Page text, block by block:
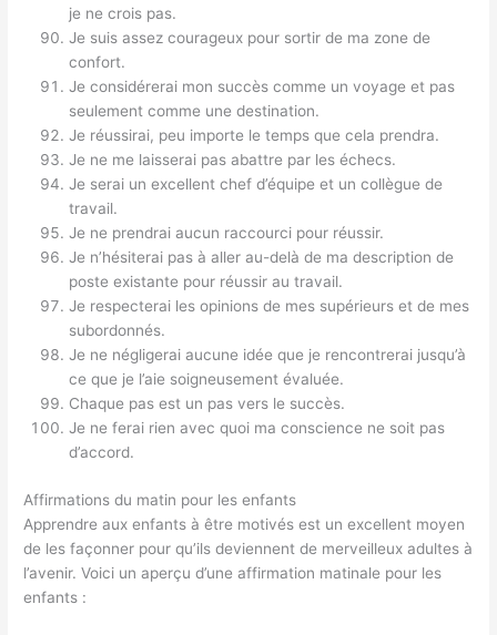
je ne crois pas.
Je suis assez courageux pour sortir de ma zone de
confort.
Je considérerai mon succès comme un voyage et pas
seulement comme une destination.
Je réussirai, peu importe le temps que cela prendra.
Je ne me laisserai pas abattre par les échecs.
Je serai un excellent chef d’équipe et un collègue de
travail.
Je ne prendrai aucun raccourci pour réussir.
Je n’hésiterai pas à aller au-delà de ma description de
poste existante pour réussir au travail.
Je respecterai les opinions de mes supérieurs et de mes
subordonnés.
Je ne négligerai aucune idée que je rencontrerai jusqu’à
ce que je l’aie soigneusement évaluée.
Chaque pas est un pas vers le succès.
Je ne ferai rien avec quoi ma conscience ne soit pas
d’accord.
Affirmations du matin pour les enfants
Apprendre aux enfants à être motivés est un excellent moyen
de les façonner pour qu’ils deviennent de merveilleux adultes à
l’avenir. Voici un aperçu d’une affirmation matinale pour les
enfants :